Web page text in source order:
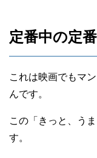
定番中の定番
これは映画でもマ
んです。
この「きっと、う
す。